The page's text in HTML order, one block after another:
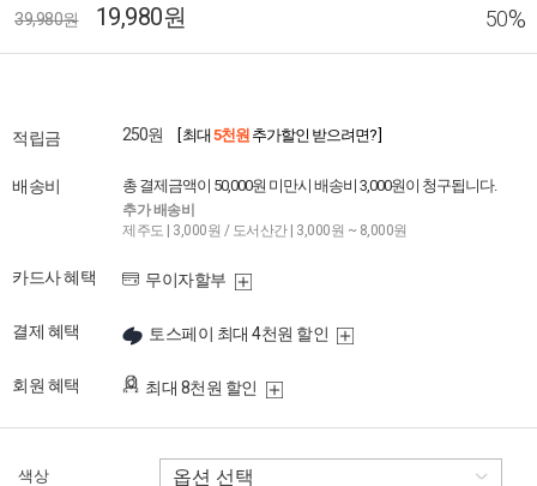
39,980원 19,980원 50%
적립금 250원 [ 최대 5천원 추가할인 받으려면? ]
배송비 총 결제금액이 50,000원 미만시 배송비 3,000원이 청구됩니다.
추가 배송비
제주도 | 3,000원 / 도서산간 | 3,000원 ~ 8,000원
카드사 혜택 무이자할부
결제 혜택 토스페이 최대 4천원 할인
회원 혜택 최대 8천원 할인
색상